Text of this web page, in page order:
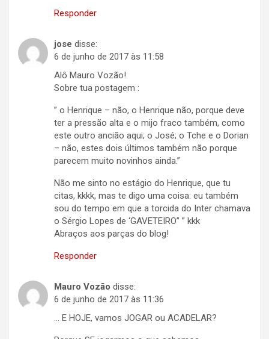
Responder
jose disse:
6 de junho de 2017 às 11:58
Alô Mauro Vozão!
Sobre tua postagem :
” o Henrique – não, o Henrique não, porque deve
ter a pressão alta e o mijo fraco também, como
este outro ancião aqui; o José; o Tche e o Dorian
– não, estes dois últimos também não porque
parecem muito novinhos ainda.”
Não me sinto no estágio do Henrique, que tu
citas, kkkk, mas te digo uma coisa: eu também
sou do tempo em que a torcida do Inter chamava
o Sérgio Lopes de ‘GAVETEIRO” ” kkk
Abraços aos parças do blog!
Responder
Mauro Vozão disse:
6 de junho de 2017 às 11:36
… E HOJE, vamos JOGAR ou ACADELAR?